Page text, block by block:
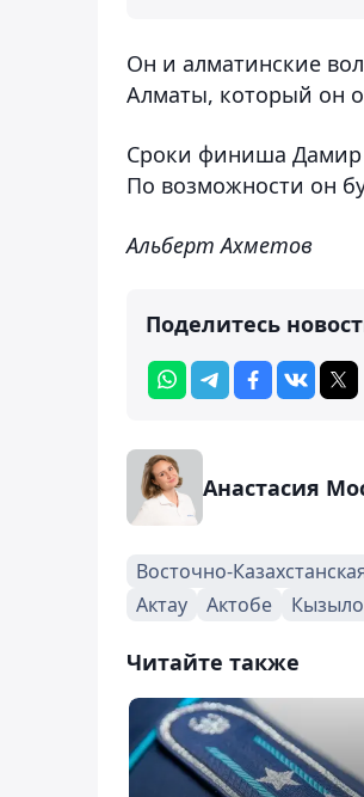
Он и алматинские
Алматы, который он
Сроки финиша Дамир
По возможности он
Альберт Ахметов
Поделитесь
Анастасия
Восточно-
Актау
Актобе
Читайте также